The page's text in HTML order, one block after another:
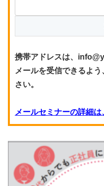
携帯アドレスは、
メールを受信できるよ
さい。
メールセミナーの詳細は